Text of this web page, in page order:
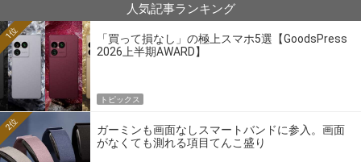
人気記事ランキング
「買って損なし」の極上スマホ5選【GoodsPress
2026上半期AWARD】
1位
トピックス
ガーミンも画面なしスマートバンドに参入。画面
がなくても測れる項目てんこ盛り
2位